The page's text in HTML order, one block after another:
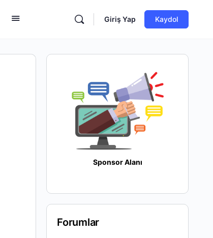
Giriş Yap Kaydol
Sponsor Alanı
Forumlar